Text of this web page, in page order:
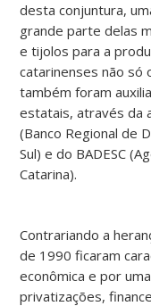
desta conjuntura,
grande parte delas
e tijolos para a
catarinenses não
também foram
estatais, através da
(Banco Regional de
Sul) e do BADESC
Catarina).
Contrariando a
de 1990 ficaram
econômica e por
privatizações,